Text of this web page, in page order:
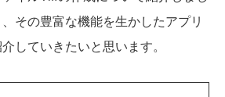
その豊富な機能を生かしたアプリ
していきたいと思います。